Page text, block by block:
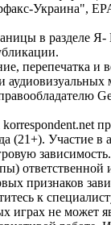
Украина",
в разделе Я-
перепечатка и
аудиовизуальных
(21+). Участие в
ответственной
признаков
к
играх не может